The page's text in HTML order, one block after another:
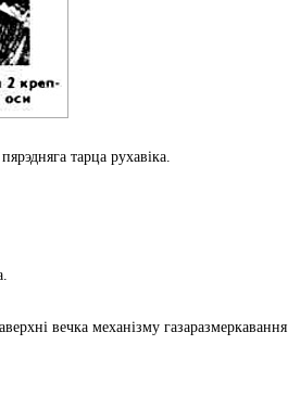
тарца рухавіка.
вечка механізму газаразмеркавання